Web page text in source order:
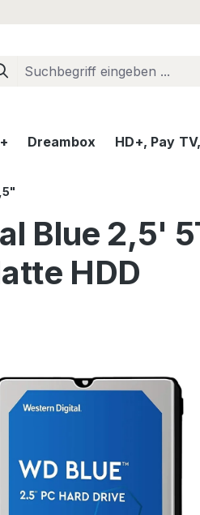
Dreambox HD+, Pay
Blue 2,5'
HDD